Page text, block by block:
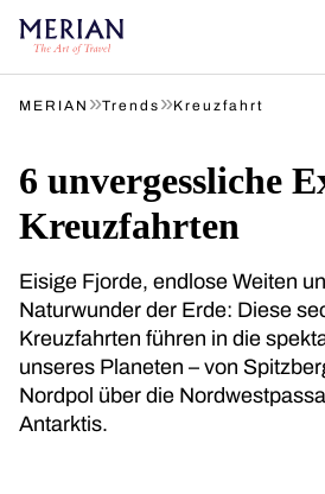
MERIAN »Trends »Kreuzfahrt
6 unvergessliche
Kreuzfahrten
Eisige Fjorde, endlose Weiten
Naturwunder der Erde: Diese
Kreuzfahrten führen in die
unseres Planeten – von
Nordpol über die
Antarktis.